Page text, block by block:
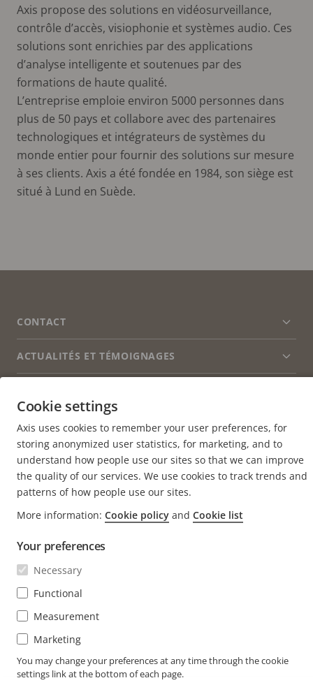
Axis propose des solutions en vidéosurveillance,
contrôle d’accès, visiophonie et systèmes audio. Ces
solutions sont enrichies par des applications
d’analyse intelligente et soutenues par des
formations de haute qualité.
L’entreprise emploie environ 5000 personnes dans
plus de 50 pays et collabore avec des partenaires
technologiques et intégrateurs de systèmes du
monde entier pour fournir des solutions sur mesure
à ses clients. Axis a été fondée en 1984, son siège est
situé à Lund en Suède.
CONTACT
le
Nous contacter
Centre d'Expérience
ACTUALITÉS ET TÉMOIGNAGES
le
Life at Axis
Engineering at Axis
S'abonner à la newsletter
Abonnez-vous aux e-mails de notification sur la
sécurité d'AxisFRANCE / FRANÇAIS NEWSROOM
Media
Facebook
Linkedin
Youtube
X
(Twitter)
Instagram
© 2026 Axis Communications AB. Tous droits réservés.
Cookie settings
Axis uses cookies to remember your user preferences, for
storing anonymized user statistics, for marketing, and to
understand how people use our sites so that we can improve
the quality of our services. We use cookies to track trends and
patterns of how people use our sites.
More information: Cookie policy and Cookie list
Your preferences
Necessary
Functional
Measurement
Marketing
You may change your preferences at any time through the cookie
settings link at the bottom of each page.